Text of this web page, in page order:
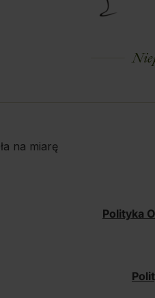
na miarę
Polityka